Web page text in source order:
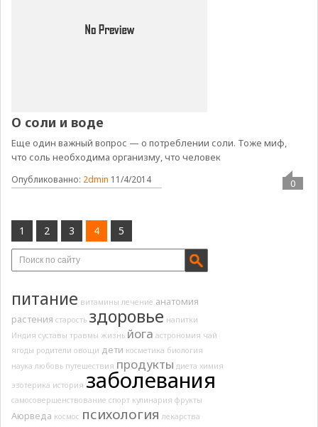
О соли и воде
Еще один важный вопрос — о потреблении соли. Тоже миф,
что соль необходима организму, что человек
Опубликованно: 2dmin 11/4/2014 0
1 2 3 4 5
питание витамины лечение анатомия
растения старость здоровье напитки
Индия суставы травмы жизнь йога астрономия чай
ягоды родители овощи дети косметика биология
наука любовь путешествия продукты диета химия
эзотерика история заболевания
самосовершенствование спорт кулинария фрукты
Аюрведа космос психология лекарства